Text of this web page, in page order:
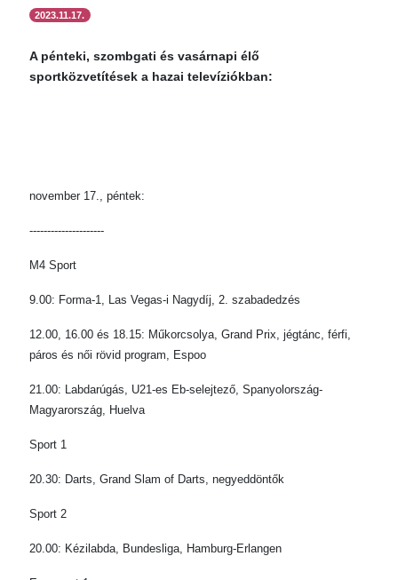
2023.11.17.
A pénteki, szombgati és vasárnapi élő
sportközvetítések a hazai televíziókban:
november 17., péntek:
---------------------
M4 Sport
9.00: Forma-1, Las Vegas-i Nagydíj, 2. szabadedzés
12.00, 16.00 és 18.15: Műkorcsolya, Grand Prix, jégtánc, férfi,
páros és női rövid program, Espoo
21.00: Labdarúgás, U21-es Eb-selejtező, Spanyolország-
Magyarország, Huelva
Sport 1
20.30: Darts, Grand Slam of Darts, negyeddöntők
Sport 2
20.00: Kézilabda, Bundesliga, Hamburg-Erlangen